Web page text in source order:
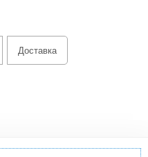
Доставка